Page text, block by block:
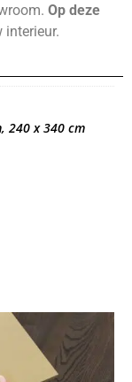
Op deze
interieur.
240 x 340 cm